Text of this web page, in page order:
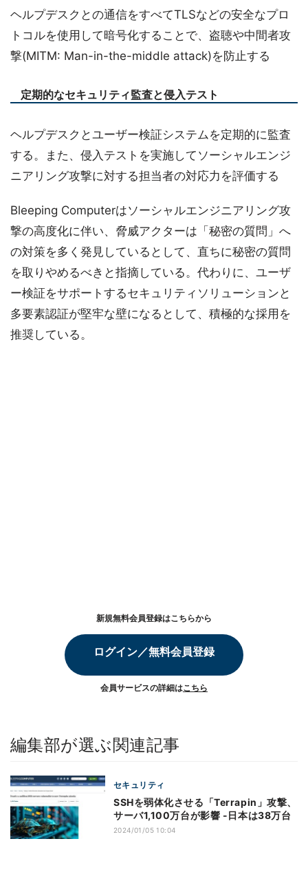
ヘルプデスクとの通信をすべてTLSなどの安全なプロ
トコルを使用して暗号化することで、盗聴や中間者攻
撃(MITM: Man-in-the-middle attack)を防止する
定期的なセキュリティ監査と侵入テスト
ヘルプデスクとユーザー検証システムを定期的に監査
する。また、侵入テストを実施してソーシャルエンジ
ニアリング攻撃に対する担当者の対応力を評価する
Bleeping Computerはソーシャルエンジニアリング攻
撃の高度化に伴い、脅威アクターは「秘密の質問」へ
の対策を多く発見しているとして、直ちに秘密の質問
を取りやめるべきと指摘している。代わりに、ユーザ
ー検証をサポートするセキュリティソリューションと
多要素認証が堅牢な壁になるとして、積極的な採用を
推奨している。
新規無料会員登録はこちらから
ログイン／無料会員登録
会員サービスの詳細はこちら
編集部が選ぶ関連記事
セキュリティ
SSHを弱体化させる「Terrapin」攻撃、
サーバ1,100万台が影響 -日本は38万台
2024/01/05 10:04